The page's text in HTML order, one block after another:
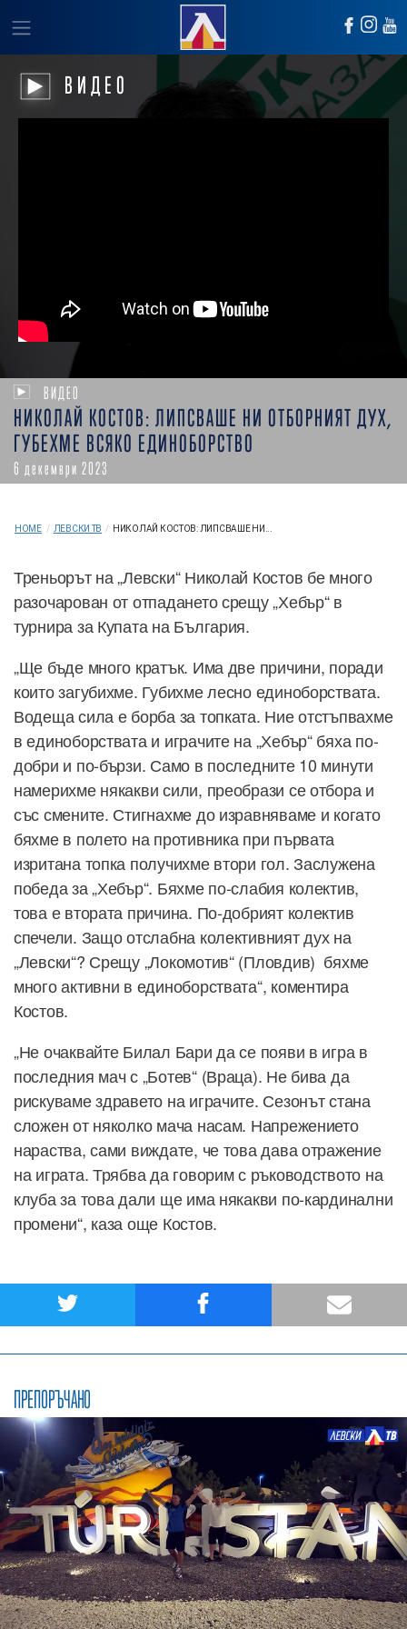
ВИДЕО
ВИДЕО
НИКОЛАЙ КОСТОВ: ЛИПСВАШЕ НИ ОТБОРНИЯТ ДУХ,
ГУБЕХМЕ ВСЯКО ЕДИНОБОРСТВО
6 декември 2023
HOME / ЛЕВСКИ ТВ / НИКОЛАЙ КОСТОВ: ЛИПСВАШЕ НИ...
Треньорът на „Левски“ Николай Костов бе много
разочарован от отпадането срещу „Хебър“ в
турнира за Купата на България.
„Ще бъде много кратък. Има две причини, поради
които загубихме. Губихме лесно единоборствата.
Водеща сила е борба за топката. Ние отстъпвахме
в единоборствата и играчите на „Хебър“ бяха по-
добри и по-бързи. Само в последните 10 минути
намерихме някакви сили, преобрази се отбора и
със смените. Стигнахме до изравняваме и когато
бяхме в полето на противника при първата
изритана топка получихме втори гол. Заслужена
победа за „Хебър“. Бяхме по-слабия колектив,
това е втората причина. По-добрият колектив
спечели. Защо отслабна колективният дух на
„Левски“? Срещу „Локомотив“ (Пловдив) бяхме
много активни в единоборствата“, коментира
Костов.
„Не очаквайте Билал Бари да се появи в игра в
последния мач с „Ботев“ (Враца). Не бива да
рискуваме здравето на играчите. Сезонът стана
сложен от няколко мача насам. Напрежението
нараства, сами виждате, че това дава отражение
на играта. Трябва да говорим с ръководството на
клуба за това дали ще има някакви по-кардинални
промени“, каза още Костов.
ПРЕПОРЪЧАНО